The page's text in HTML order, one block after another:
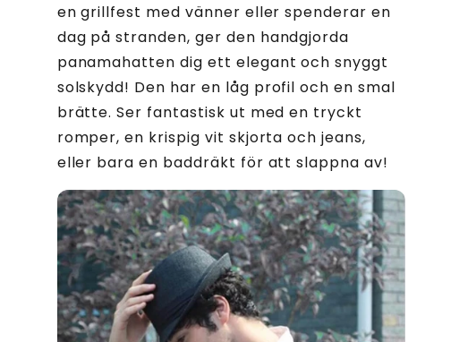
en grillfest med vänner eller spenderar en
dag på stranden, ger den handgjorda
panamahatten dig ett elegant och snyggt
solskydd! Den har en låg profil och en smal
brätte. Ser fantastisk ut med en tryckt
romper, en krispig vit skjorta och jeans,
eller bara en baddräkt för att slappna av!